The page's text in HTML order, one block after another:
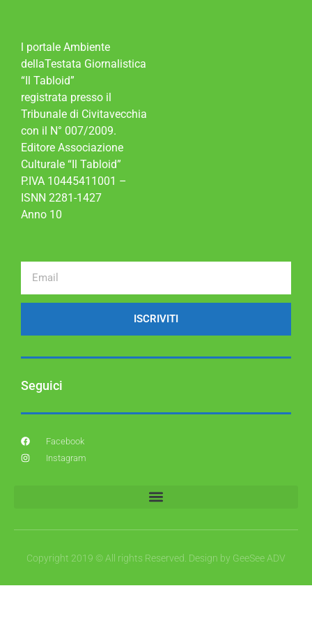
l portale Ambiente
dellaTestata Giornalistica
“Il Tabloid”
registrata presso il
Tribunale di Civitavecchia
con il N° 007/2009.
Editore Associazione
Culturale “Il Tabloid”
P.IVA 10445411001 –
ISNN 2281-1427
Anno 10
ISCRIVITI
Seguici
Facebook
Instagram
Copyright 2019 © All rights Reserved. Design by GeeSee ADV